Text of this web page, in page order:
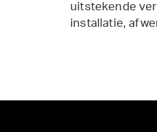
uitstekende
installatie,